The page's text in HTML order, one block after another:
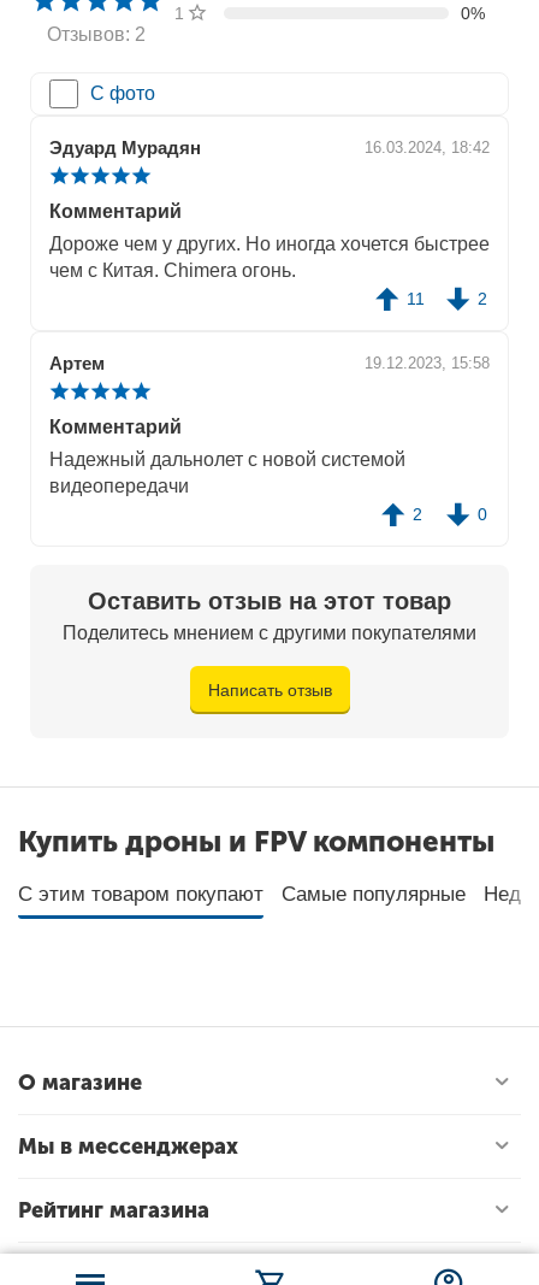
Отзывов: 2
1 звезда
0%
С фото
Эдуард Мурадян 16.03.2024, 18:42
Комментарий
Дороже чем у других. Но иногда хочется быстрее
чем с Китая. Chimera огонь.
11 2
Артем 19.12.2023, 15:58
Комментарий
Надежный дальнолет с новой системой
видеопередачи
2 0
Оставить отзыв на этот товар
Поделитесь мнением с другими покупателями
Написать отзыв
Купить дроны и FPV компоненты
С этим товаром покупают Самые популярные
О магазине
Мы в мессенджерах
Рейтинг магазина